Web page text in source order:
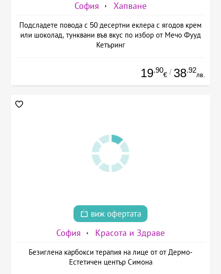
София Хапване
Подсладете повода с 50 десертни еклера с ягодов крем
или шоколад, тунквани във вкус по избор от Мечо Фууд
Кетъринг
19.90
€ / 38.92
лв.
виж офертата
София Красота и Здраве
Безиглена карбокси терапия на лице от от Дермо-
Естетичен център Симона